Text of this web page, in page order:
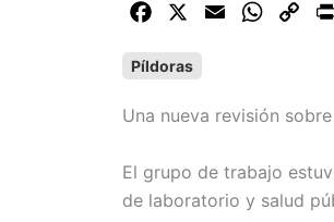
c
b
o
k
l
W
s
p
p
L
n
k
Píldoras
Una nueva revisión
El grupo de trabajo
de laboratorio y salud